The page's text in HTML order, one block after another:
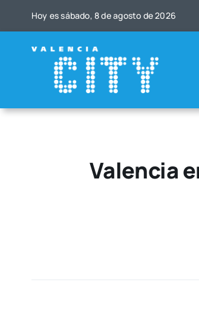
Hoy es sába­do, 8 de agos­to de 2026
Valencia